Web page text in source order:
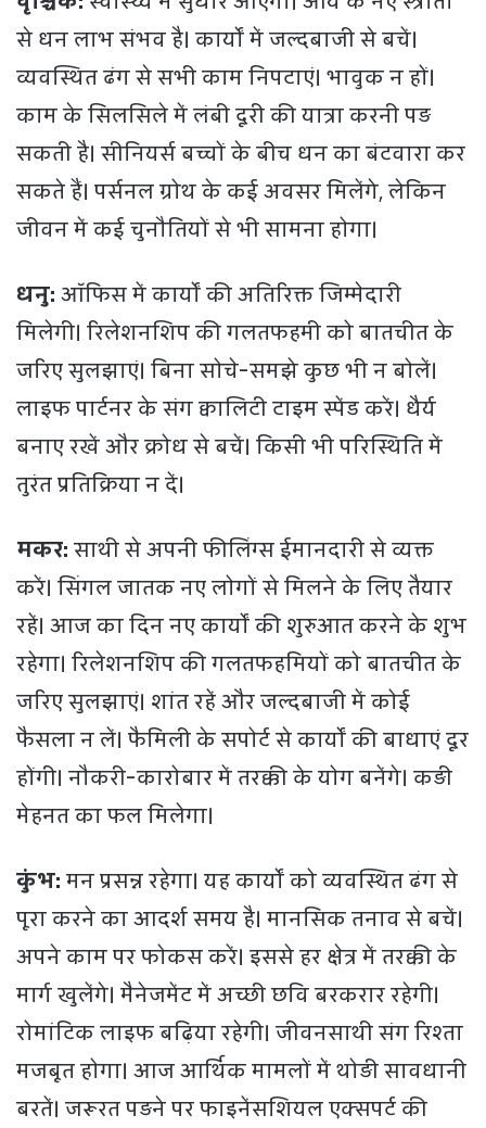
से धन लाभ संभव है। कार्यों में जल्दबाजी से बचें।
व्यवस्थित ढंग से सभी काम निपटाएं। भावुक न हों।
काम के सिलसिले में लंबी दूरी की यात्रा करनी पड़
सकती है। सीनियर्स बच्चों के बीच धन का बंटवारा कर
सकते हैं। पर्सनल ग्रोथ के कई अवसर मिलेंगे, लेकिन
जीवन में कई चुनौतियों से भी सामना होगा।
धनु:ऑफिस में कार्यों की अतिरिक्त जिम्मेदारी
मिलेगी। रिलेशनशिप की गलतफहमी को बातचीत के
जरिए सुलझाएं। बिना सोचे-समझे कुछ भी न बोलें।
लाइफ पार्टनर के संग क्वालिटी टाइम स्पेंड करें। धैर्य
बनाए रखें और क्रोध से बचें। किसी भी परिस्थिति में
तुरंत प्रतिक्रिया न दें।
मकर:साथी से अपनी फीलिंग्स ईमानदारी से व्यक्त
करें। सिंगल जातक नए लोगों से मिलने के लिए तैयार
रहें। आज का दिन नए कार्यों की शुरुआत करने के शुभ
रहेगा। रिलेशनशिप की गलतफहमियों को बातचीत के
जरिए सुलझाएं। शांत रहें और जल्दबाजी में कोई
फैसला न लें। फैमिली के सपोर्ट से कार्यों की बाधाएं दूर
होंगी। नौकरी-कारोबार में तरक्की के योग बनेंगे। कड़ी
मेहनत का फल मिलेगा।
कुंभ:मन प्रसन्न रहेगा। यह कार्यों को व्यवस्थित ढंग से
पूरा करने का आदर्श समय है। मानसिक तनाव से बचें।
अपने काम पर फोकस करें। इससे हर क्षेत्र में तरक्की के
मार्ग खुलेंगे। मैनेजमेंट में अच्छी छवि बरकरार रहेगी।
रोमांटिक लाइफ बढ़िया रहेगी। जीवनसाथी संग रिश्ता
मजबूत होगा। आज आर्थिक मामलों में थोड़ी सावधानी
बरतें। जरूरत पड़ने पर फाइनेंसशियल एक्सपर्ट की